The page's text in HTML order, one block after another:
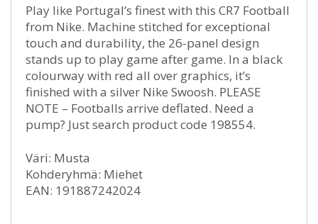
Play like Portugal’s finest with this CR7 Football
from Nike. Machine stitched for exceptional
touch and durability, the 26-panel design
stands up to play game after game. In a black
colourway with red all over graphics, it’s
finished with a silver Nike Swoosh. PLEASE
NOTE – Footballs arrive deflated. Need a
pump? Just search product code 198554.
Väri: Musta
Kohderyhmä: Miehet
EAN: 191887242024